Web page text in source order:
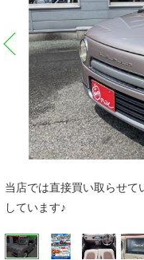
当店では直接買い取らせて
しています♪
prev